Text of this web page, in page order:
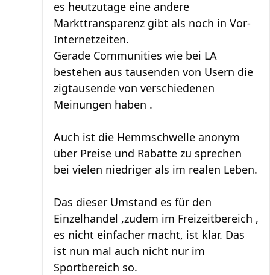
es heutzutage eine andere
Markttransparenz gibt als noch in Vor-
Internetzeiten.
Gerade Communities wie bei LA
bestehen aus tausenden von Usern die
zigtausende von verschiedenen
Meinungen haben .
Auch ist die Hemmschwelle anonym
über Preise und Rabatte zu sprechen
bei vielen niedriger als im realen Leben.
Das dieser Umstand es für den
Einzelhandel ,zudem im Freizeitbereich ,
es nicht einfacher macht, ist klar. Das
ist nun mal auch nicht nur im
Sportbereich so.